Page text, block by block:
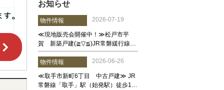
お知らせ